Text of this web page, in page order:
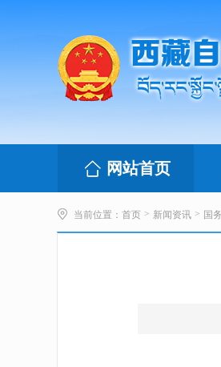
网站首页
当前位置： 首页 > 新闻资讯 > 国